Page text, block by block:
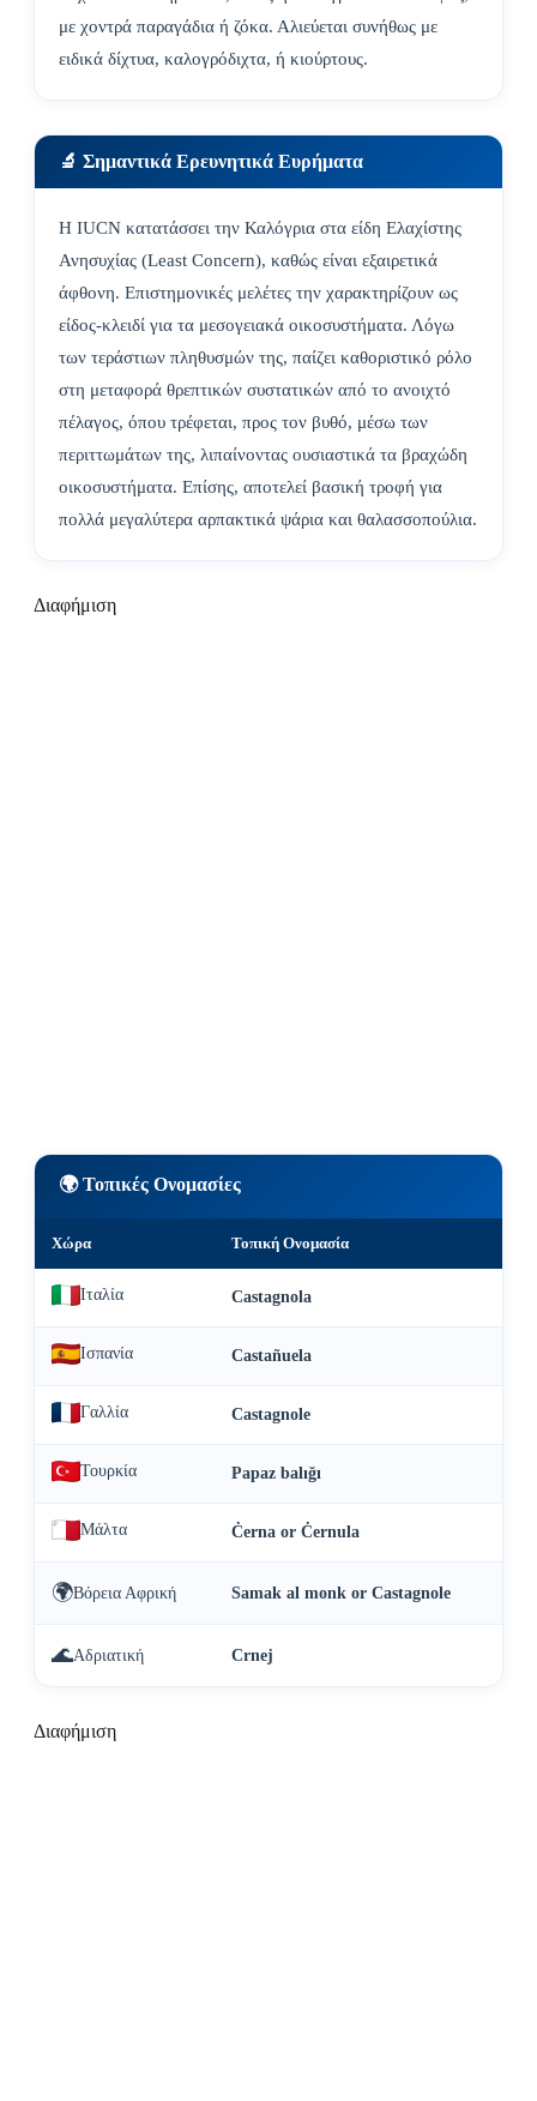
με χοντρά παραγάδια ή ζόκα. Αλιεύεται συνήθως με
ειδικά δίχτυα, καλογρόδιχτα, ή κιούρτους.
🔬 Σημαντικά Ερευνητικά Ευρήματα
Η IUCN κατατάσσει την Καλόγρια στα είδη Ελαχίστης
Ανησυχίας (Least Concern), καθώς είναι εξαιρετικά
άφθονη. Επιστημονικές μελέτες την χαρακτηρίζουν ως
είδος-κλειδί για τα μεσογειακά οικοσυστήματα. Λόγω
των τεράστιων πληθυσμών της, παίζει καθοριστικό ρόλο
στη μεταφορά θρεπτικών συστατικών από το ανοιχτό
πέλαγος, όπου τρέφεται, προς τον βυθό, μέσω των
περιττωμάτων της, λιπαίνοντας ουσιαστικά τα βραχώδη
οικοσυστήματα. Επίσης, αποτελεί βασική τροφή για
πολλά μεγαλύτερα αρπακτικά ψάρια και θαλασσοπούλια.
Διαφήμιση
🌍 Τοπικές Ονομασίες
Χώρα Τοπική Ονομασία
Ιταλία Castagnola
Ισπανία Castañuela
Γαλλία Castagnole
Τουρκία Papaz balığı
Μάλτα Ċerna or Ċernula
🌍Βόρεια Αφρική Samak al monk or Castagnole
🌊Αδριατική Crnej
Διαφήμιση